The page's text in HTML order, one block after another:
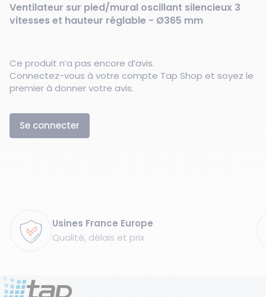
Ventilateur sur pied/mural oscillant silencieux 3
vitesses et hauteur réglable - Ø365 mm
Ce produit n’a pas encore d’avis.
Connectez-vous à votre compte Tap Shop et soyez le
premier à donner votre avis.
Se connecter
Usines France Europe
Qualité, délais et prix